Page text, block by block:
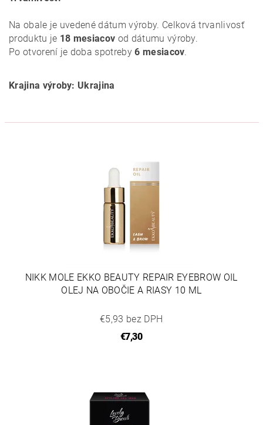
Na obale je uvedené dátum výroby. Celková trvanlivosť
produktu je 18 mesiacov od dátumu výroby.
Po otvorení je doba spotreby6 mesiacov.
Krajina výroby: Ukrajina
NIKK MOLE EKKO BEAUTY REPAIR EYEBROW OIL
OLEJ NA OBOČIE A RIASY 10 ML
€5,93 bez DPH
€7,30